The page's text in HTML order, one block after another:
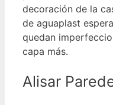
decoración de la
de aguaplast
quedan
capa más.
Alisar